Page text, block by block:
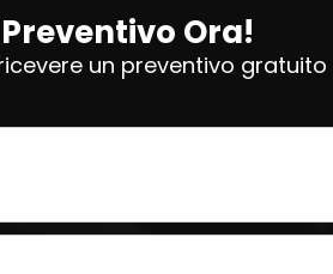
Ora!
un preventivo gratuito